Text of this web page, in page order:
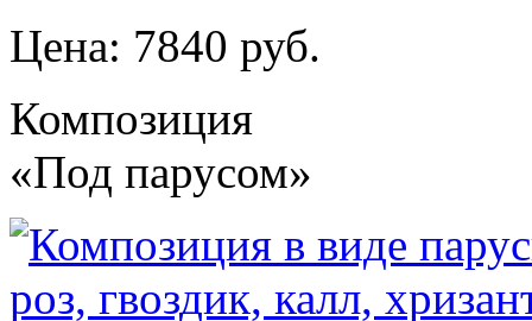
Цена: 7840 руб.
Композиция
«Под парусом»